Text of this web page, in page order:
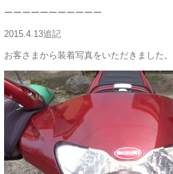
ーーーーーーーーーーー
2015.4.13追記
お客さまから装着写真をいただきました。